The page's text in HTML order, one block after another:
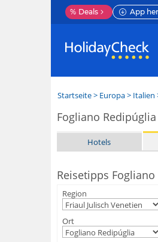
% Deals App
Startseite> Europa> Italien
Fogliano Redipúglia
Hotels
Reisetipps
Region
Ort